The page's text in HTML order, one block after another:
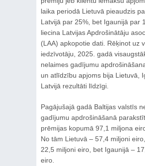
laika periodā Lietuvā pieaudzis
Latvijā par 25%, bet Igaunijā par
liecina Latvijas Apdrošinātāju
(LAA) apkopotie dati. Rēķinot uz
iedzīvotāju, 2025. gadā
nelaimes gadījumu
un atlīdzību apjoms bija Lietuvā,
Latvijā rezultāti līdzīgi.
Pagājušajā gadā Baltijas valstīs
gadījumu apdrošināšanā
prēmijas kopumā 97,1 miljona
No tām Lietuvā – 57,4 miljoni
22,5 miljoni eiro, bet Igaunijā –
eiro.